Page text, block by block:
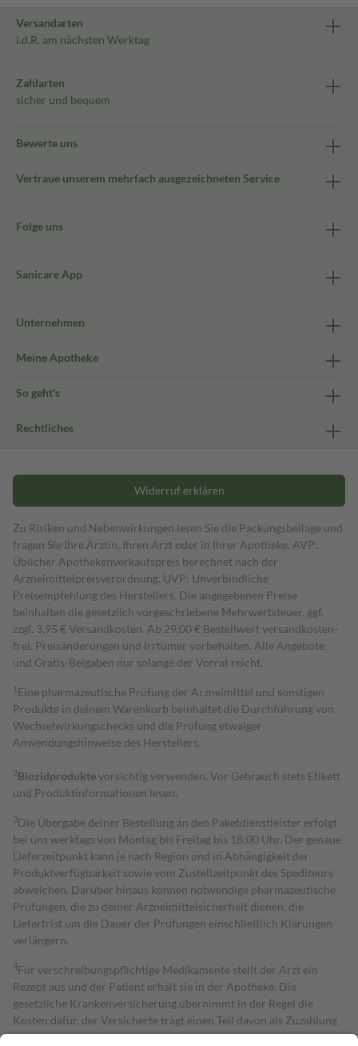
Versandarten
i.d.R. am nächsten Werktag
Zahlarten
sicher und bequem
Bewerte uns
Vertraue unserem mehrfach ausgezeichneten Service
Folge uns
Sanicare App
Unternehmen
Meine Apotheke
So geht's
Rechtliches
Widerruf erklären
Zu Risiken und Nebenwirkungen lesen Sie die Packungsbeilage und
fragen Sie Ihre Ärztin, Ihren Arzt oder in Ihrer Apotheke. AVP:
Üblicher Apothekenverkaufspreis berechnet nach der
Arzneimittelpreisverordnung. UVP: Unverbindliche
Preisempfehlung des Herstellers. Die angegebenen Preise
beinhalten die gesetzlich vorgeschriebene Mehrwertsteuer, ggf.
zzgl. 3,95 € Versandkosten. Ab 29,00 € Bestell­wert versand­kosten­
frei. Preisänderungen und Irrtümer vorbehalten. Alle Angebote
und Gratis-Beigaben nur solange der Vorrat reicht.
1 Eine pharmazeutische Prüfung der Arzneimittel und sonstigen
Produkte in deinem Warenkorb beinhaltet die Durchführung von
Wechselwirkungschecks und die Prüfung etwaiger
Anwendungshinweise des Herstellers.
2Biozidproduktevorsichtig verwenden. Vor Gebrauch stets Etikett
und Produktinformationen lesen.
3Die Übergabe deiner Bestellung an den Paketdienstleister erfolgt
bei uns werktags von Montag bis Freitag bis 18:00 Uhr. Der genaue
Lieferzeitpunkt kann je nach Region und in Abhängigkeit der
Produktverfügbarkeit sowie vom Zustellzeitpunkt des Spediteurs
abweichen. Darüber hinaus können notwendige pharmazeutische
Prüfungen, die zu deiner Arzneimittelsicherheit dienen, die
Lieferfrist um die Dauer der Prüfungen einschließlich Klärungen
verlängern.
4Für verschreibungspflichtige Medikamente stellt der Arzt ein
Rezept aus und der Patient erhält sie in der Apotheke. Die
gesetzliche Krankenversicherung übernimmt in der Regel die
Kosten dafür, der Versicherte trägt einen Teil davon als Zuzahlung
mit.